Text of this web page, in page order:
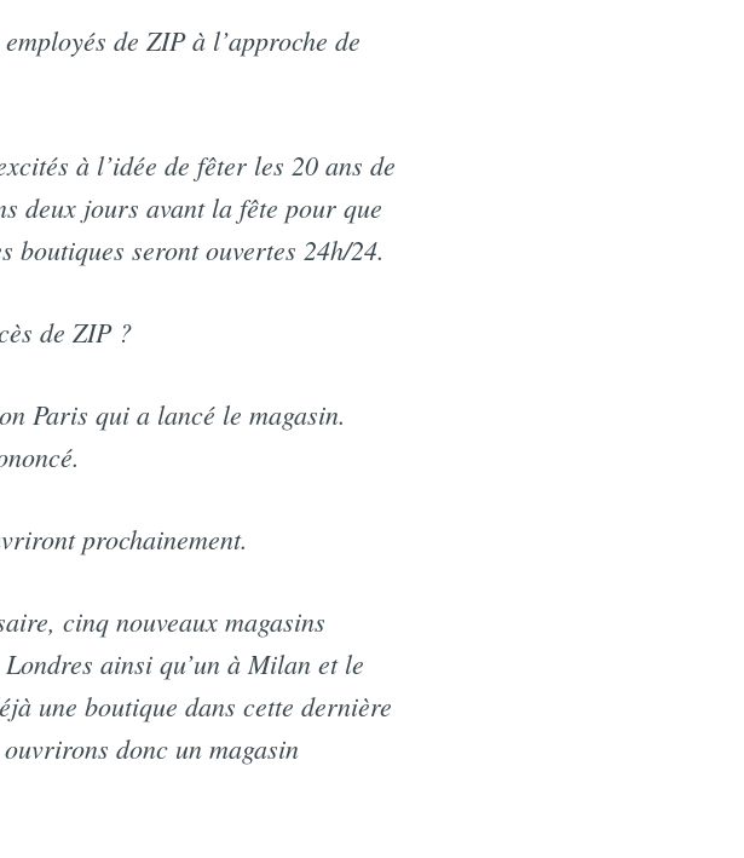
de ZIP à l’approche de
à l’idée de fêter les 20 ans de
deux jours avant la fête pour que
boutiques seront ouvertes 24h/24.
de ZIP ?
Paris qui a lancé le magasin.
prochainement.
cinq nouveaux magasins
ainsi qu’un à Milan et le
une boutique dans cette dernière
donc un magasin